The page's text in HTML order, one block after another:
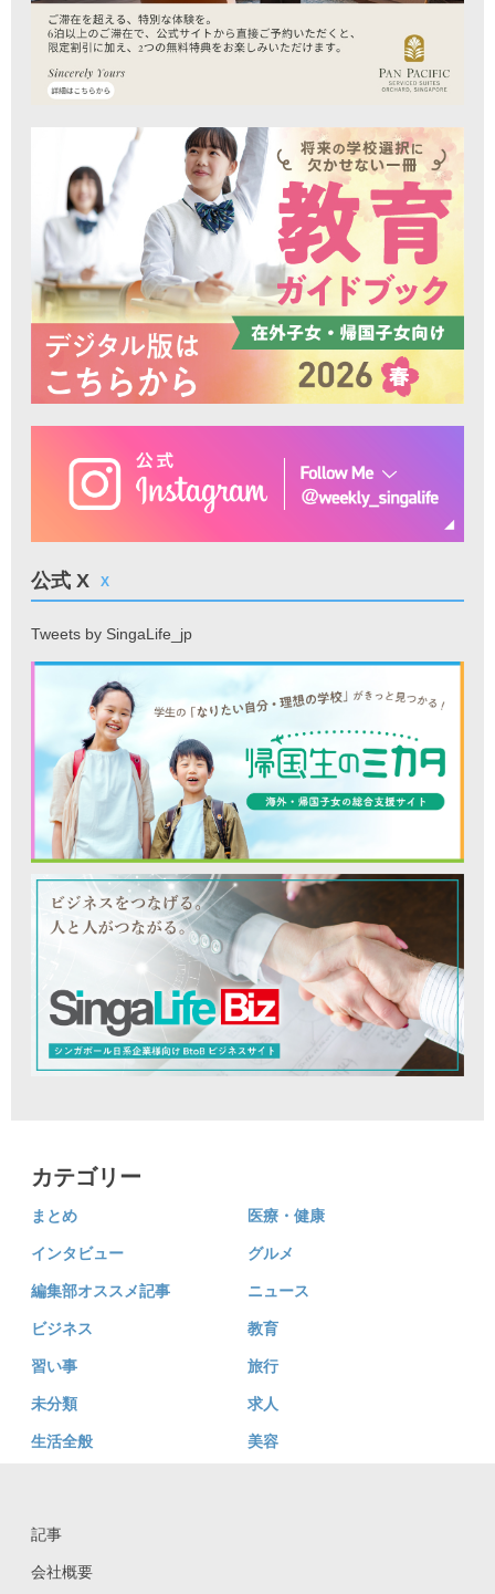
公式 X X
Tweets by SingaLife_jp
カテゴリー
まとめ 医療・健康
インタビュー グルメ
編集部オススメ記事 ニュース
ビジネス 教育
習い事 旅行
未分類 求人
生活全般 美容
記事
会社概要